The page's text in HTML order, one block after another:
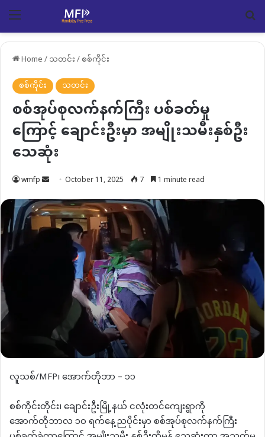
Menu
Home/သတင်း/စစ်ကိုင်း
စစ်ကိုင်း
သတင်း
စစ်အုပ်စုလက်နက်ကြီး ပစ်ခတ်မှု
ကြောင့် ချောင်းဦးမှာ အမျိုးသမီးနှစ်ဦး
သေဆုံး
wmfp Send
email
October 11, 2025 7 1 minute read
လူသစ်/MFP၊ အောက်တိုဘာ – ၁၁
စစ်ကိုင်းတိုင်း၊ ချောင်းဦးမြို့နယ် ငလုံးတင်ကျေးရွာကို
အောက်တိုဘာလ ၁၀ ရက်နေ့ညပိုင်းမှာ စစ်အုပ်စုလက်နက်ကြီး